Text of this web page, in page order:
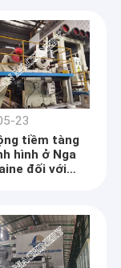
23
tiềm tàng
hình ở Nga
đối với